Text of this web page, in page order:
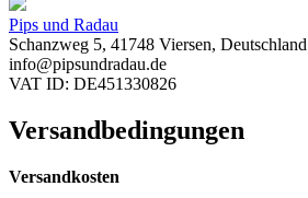
Pips und Radau
Schanzweg 5, 41748 Viersen, Deutschland
info@pipsundradau.de
VAT ID: DE451330826
Versandbedingungen
Versandkosten